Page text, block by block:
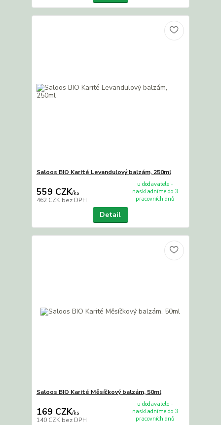
Saloos BIO Karité Levandulový balzám, 250ml
559 CZK/ks
462 CZK bez DPH
u dodavatele -
naskladníme do 3
pracovních dnů
Detail
Saloos BIO Karité Měsíčkový balzám, 50ml
169 CZK/ks
140 CZK bez DPH
u dodavatele -
naskladníme do 3
pracovních dnů